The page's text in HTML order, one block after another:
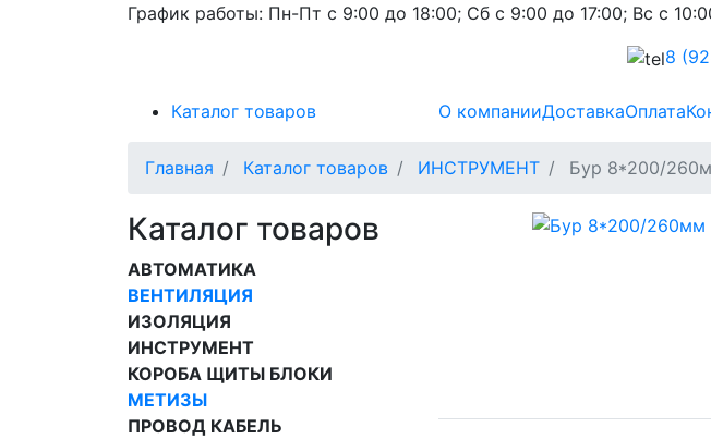
График работы: Пн-Пт с 9:00 до 18:00; Сб с 9:00 до 17:00; Вс с
8
Каталог товаров
О компанииДоставкаОплата
Главная Каталог товаров ИНСТРУМЕНТ Бур 8*200/
Каталог товаров
АВТОМАТИКА
ВЕНТИЛЯЦИЯ
ИЗОЛЯЦИЯ
ИНСТРУМЕНТ
КОРОБА ЩИТЫ БЛОКИ
МЕТИЗЫ
ПРОВОД КАБЕЛЬ